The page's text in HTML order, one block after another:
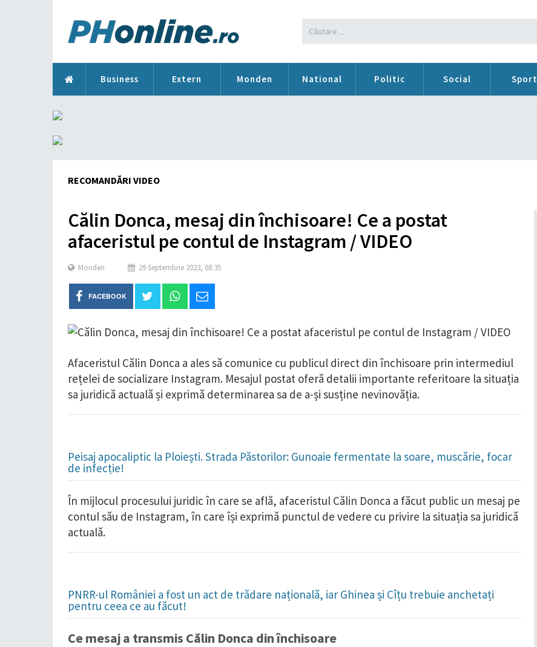
Business Extern Monden National Politic Social Sport
RECOMANDĂRI VIDEO
Călin Donca, mesaj din închisoare! Ce a postat
afaceristul pe contul de Instagram / VIDEO
Monden 29 Septembrie 2023, 08:35
FACEBOOK
Afaceristul Călin Donca a ales să comunice cu publicul direct din închisoare prin intermediul
rețelei de socializare Instagram. Mesajul postat oferă detalii importante referitoare la situația
sa juridică actuală și exprimă determinarea sa de a-și susține nevinovăția.
Peisaj apocaliptic la Ploiești. Strada Păstorilor: Gunoaie fermentate la soare, muscărie, focar
de infecție!
În mijlocul procesului juridic în care se află, afaceristul Călin Donca a făcut public un mesaj pe
contul său de Instagram, în care își exprimă punctul de vedere cu privire la situația sa juridică
actuală.
PNRR-ul României a fost un act de trădare națională, iar Ghinea și Cîțu trebuie anchetați
pentru ceea ce au făcut!
Ce mesaj a transmis Călin Donca din închisoare